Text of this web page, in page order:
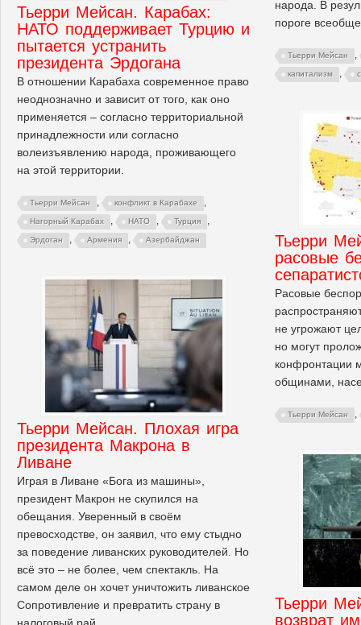
народа. В
пороге
Тьерри Мейсан ,
капитализм ,
Тьерри Мейсан. Карабах:
НАТО поддерживает Турцию и
пытается устранить
президента Эрдогана
В отношении Карабаха современное право
неоднозначно и зависит от того, как оно
применяется – согласно территориальной
принадлежности или согласно
волеизъявлению народа, проживающего
на этой территории.
Тьерри Мейсан , конфликт в Карабахе ,
Нагорный Карабах , НАТО , Турция ,
Эрдоган , Армения , Азербайджан
Тьерри
расовые
Расовые
не угрожают
но могут
конфронтации
общинами,
Тьерри Мейсан ,
Тьерри Мейсан. Плохая игра
президента Макрона в
Ливане
Играя в Ливане «Бога из машины»,
президент Макрон не скупился на
обещания. Уверенный в своём
превосходстве, он заявил, что ему стыдно
за поведение ливанских руководителей. Но
всё это – не более, чем спектакль. На
самом деле он хочет уничтожить ливанское
Сопротивление и превратить страну в
налоговый рай.
Тьерри
возврат